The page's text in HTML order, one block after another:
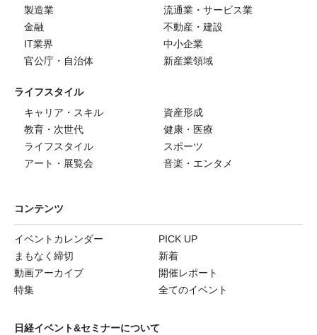
製造業
流通業・サービス業
金融
不動産・建設
IT業界
中小企業
官公庁・自治体
新産業領域
ライフスタイル
キャリア・スキル
資産形成
教育・次世代
健康・医療
ライフスタイル
スポーツ
アート・展覧会
音楽・エンタメ
コンテンツ
イベントカレンダー
PICK UP
まもなく締切
新着
動画アーカイブ
開催レポート
特集
全てのイベント
日経イベント&セミナーについて